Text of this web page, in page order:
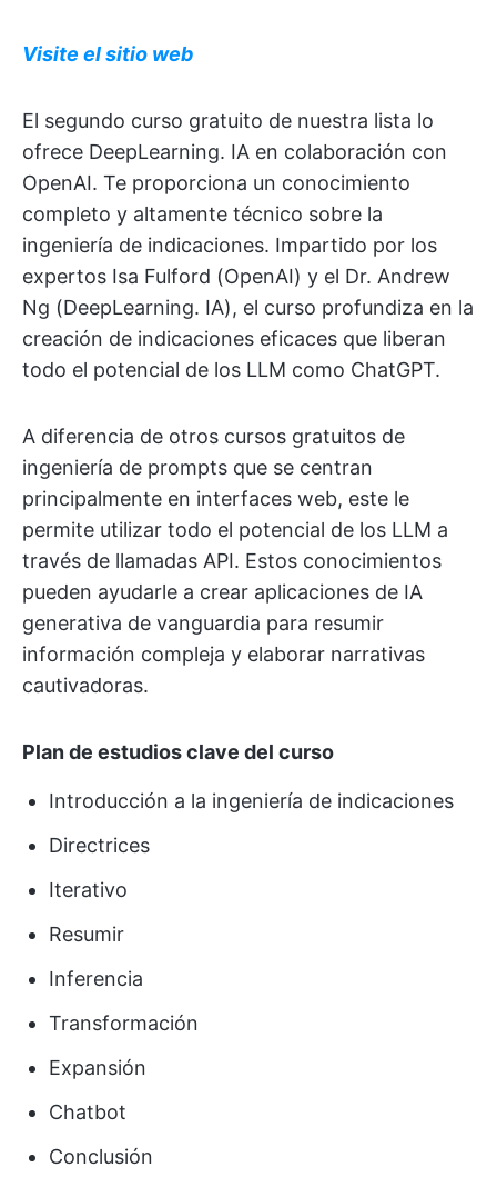
Visite el sitio web
El segundo curso gratuito de nuestra lista lo
ofrece DeepLearning. IA en colaboración con
OpenAI. Te proporciona un conocimiento
completo y altamente técnico sobre la
ingeniería de indicaciones. Impartido por los
expertos Isa Fulford (OpenAI) y el Dr. Andrew
Ng (DeepLearning. IA), el curso profundiza en la
creación de indicaciones eficaces que liberan
todo el potencial de los LLM como ChatGPT.
A diferencia de otros cursos gratuitos de
ingeniería de prompts que se centran
principalmente en interfaces web, este le
permite utilizar todo el potencial de los LLM a
través de llamadas API. Estos conocimientos
pueden ayudarle a crear aplicaciones de IA
generativa de vanguardia para resumir
información compleja y elaborar narrativas
cautivadoras.
Plan de estudios clave del curso
Introducción a la ingeniería de indicaciones
Directrices
Iterativo
Resumir
Inferencia
Transformación
Expansión
Chatbot
Conclusión